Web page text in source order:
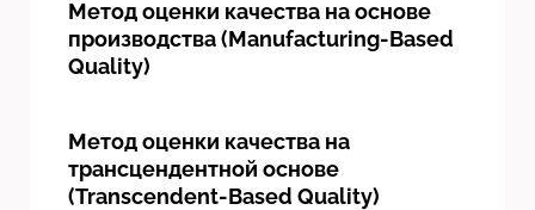
Метод оценки качества на основе
производства (Manufacturing-Based
Quality)
Метод оценки качества на
трансцендентной основе
(Transcendent-Based Quality)